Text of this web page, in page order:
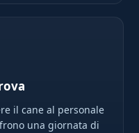
il cane al personale
una giornata di